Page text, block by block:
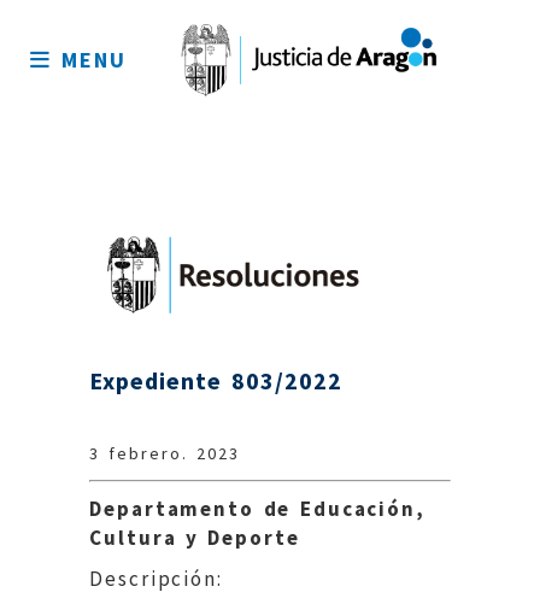
sitio
MENU
Expediente 803/2022
3 febrero. 2023
Departamento de Educación,
Cultura y Deporte
Descripción: